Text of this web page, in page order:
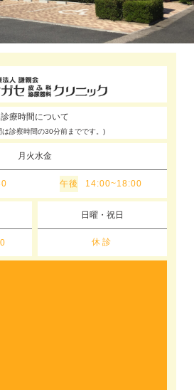
診療時間について
診察時間の30分前までです。)
月火水金
午後 14:00~18:00
日曜・祝日
休診